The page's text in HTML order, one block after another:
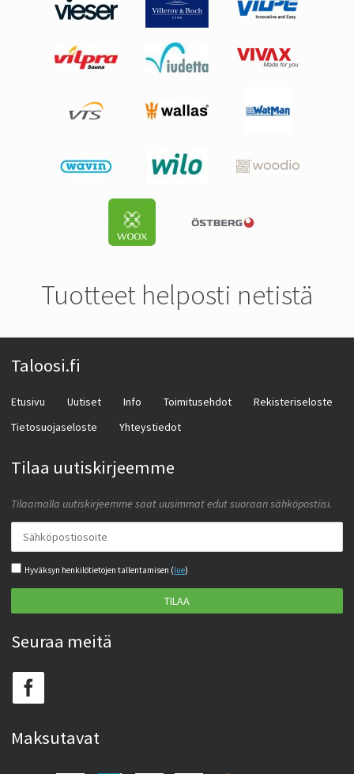
Tuotteet helposti netistä
Taloosi.fi
Etusivu Uutiset Info Toimitusehdot
Rekisteriseloste
Tietosuojaseloste
Yhteystiedot
Tilaa uutiskirjeemme
Tilaamalla uutiskirjeemme saat uusimmat edut suoraan sähköpostiisi.
Hyväksyn henkilötietojen tallentamisen (lue)
TILAA
Seuraa meitä
Maksutavat